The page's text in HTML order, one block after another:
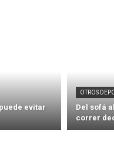
evitar
OTROS
Del sofá
correr